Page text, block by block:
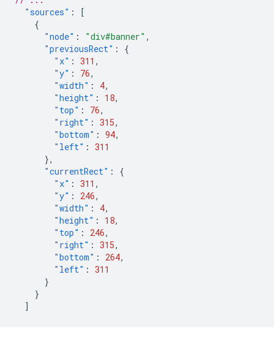
"sources" :
[
{
"node" : "div#banner" ,
"previousRect" :
{
"x" : 311 ,
"y" : 76,
"width" : 4,
"height" : 18,
"top" : 76,
"right" : 315,
"bottom" : 94,
"left" : 311
},
"currentRect" :
{
"x" : 311 ,
"y" : 246,
"width" : 4,
"height" : 18,
"top" : 246,
"right" : 315,
"bottom" : 264,
"left" : 311
}
}
]